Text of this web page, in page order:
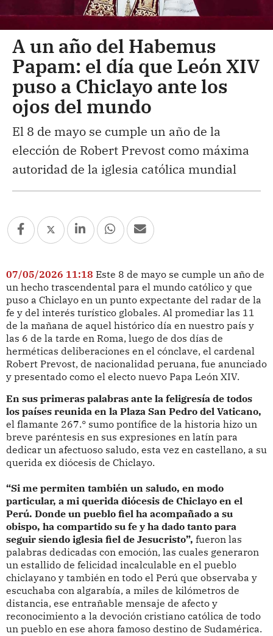
A un año del Habemus
Papam: el día que León XIV
puso a Chiclayo ante los
ojos del mundo
El 8 de mayo se cumple un año de la
elección de Robert Prevost como máxima
autoridad de la iglesia católica mundial
07/05/2026 11:18 Este 8 de mayo se cumple un año de
un hecho trascendental para el mundo católico y que
puso a Chiclayo en un punto expectante del radar de la
fe y del interés turístico globales. Al promediar las 11
de la mañana de aquel histórico día en nuestro país y
las 6 de la tarde en Roma, luego de dos días de
herméticas deliberaciones en el cónclave, el cardenal
Robert Prevost, de nacionalidad peruana, fue anunciado
y presentado como el electo nuevo Papa León XIV.
En sus primeras palabras ante la feligresía de todos
los países reunida en la Plaza San Pedro del Vaticano,
el flamante 267.° sumo pontífice de la historia hizo un
breve paréntesis en sus expresiones en latín para
dedicar un afectuoso saludo, esta vez en castellano, a su
querida ex diócesis de Chiclayo.
“Si me permiten también un saludo, en modo
particular, a mi querida diócesis de Chiclayo en el
Perú. Donde un pueblo fiel ha acompañado a su
obispo, ha compartido su fe y ha dado tanto para
seguir siendo iglesia fiel de Jesucristo”, fueron las
palabras dedicadas con emoción, las cuales generaron
un estallido de felicidad incalculable en el pueblo
chiclayano y también en todo el Perú que observaba y
escuchaba con algarabía, a miles de kilómetros de
distancia, ese entrañable mensaje de afecto y
reconocimiento a la devoción cristiano católica de todo
un pueblo en ese ahora famoso destino de Sudamérica.